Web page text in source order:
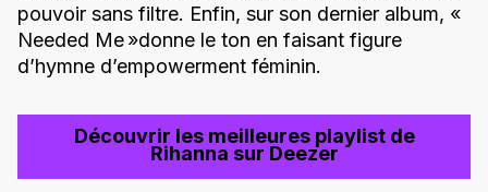
pouvoir sans filtre. Enfin, sur son dernier album, «
Needed Me »donne le ton en faisant figure
d’hymne d’empowerment féminin.
Découvrir les meilleures playlist de
Rihanna sur Deezer